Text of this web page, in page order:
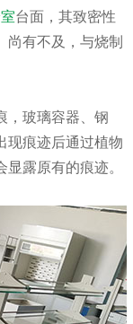
台面，其致密性
尚有不及，与烧制
，玻璃容器、钢
现痕迹后通过植物
露原有的痕迹。